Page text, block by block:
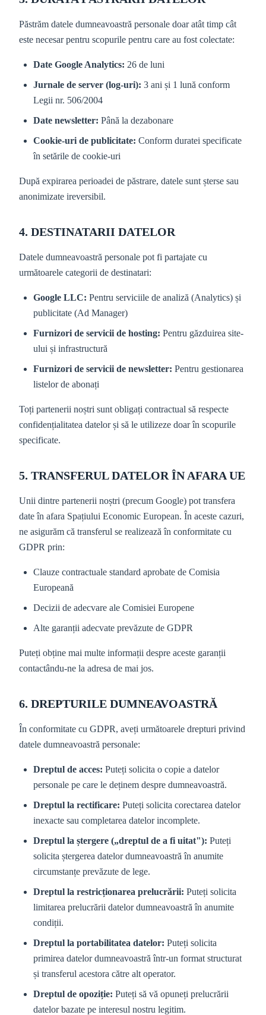
Păstrăm datele dumneavoastră personale doar atât timp cât
este necesar pentru scopurile pentru care au fost colectate:
Date Google Analytics: 26 de luni
Jurnale de server (log-uri): 3 ani și 1 lună conform
Legii nr. 506/2004
Date newsletter: Până la dezabonare
Cookie-uri de publicitate: Conform duratei specificate
în setările de cookie-uri
După expirarea perioadei de păstrare, datele sunt șterse sau
anonimizate ireversibil.
4. DESTINATARII DATELOR
Datele dumneavoastră personale pot fi partajate cu
următoarele categorii de destinatari:
Google LLC: Pentru serviciile de analiză (Analytics) și
publicitate (Ad Manager)
Furnizori de servicii de hosting: Pentru găzduirea site-
ului și infrastructură
Furnizori de servicii de newsletter: Pentru gestionarea
listelor de abonați
Toți partenerii noștri sunt obligați contractual să respecte
confidențialitatea datelor și să le utilizeze doar în scopurile
specificate.
5. TRANSFERUL DATELOR ÎN AFARA UE
Unii dintre partenerii noștri (precum Google) pot transfera
date în afara Spațiului Economic European. În aceste cazuri,
ne asigurăm că transferul se realizează în conformitate cu
GDPR prin:
Clauze contractuale standard aprobate de Comisia
Europeană
Decizii de adecvare ale Comisiei Europene
Alte garanții adecvate prevăzute de GDPR
Puteți obține mai multe informații despre aceste garanții
contactându-ne la adresa de mai jos.
6. DREPTURILE DUMNEAVOASTRĂ
În conformitate cu GDPR, aveți următoarele drepturi privind
datele dumneavoastră personale:
Dreptul de acces: Puteți solicita o copie a datelor
personale pe care le deținem despre dumneavoastră.
Dreptul la rectificare: Puteți solicita corectarea datelor
inexacte sau completarea datelor incomplete.
Dreptul la ștergere („dreptul de a fi uitat"): Puteți
solicita ștergerea datelor dumneavoastră în anumite
circumstanțe prevăzute de lege.
Dreptul la restricționarea prelucrării: Puteți solicita
limitarea prelucrării datelor dumneavoastră în anumite
condiții.
Dreptul la portabilitatea datelor: Puteți solicita
primirea datelor dumneavoastră într-un format structurat
și transferul acestora către alt operator.
Dreptul de opoziție: Puteți să vă opuneți prelucrării
datelor bazate pe interesul nostru legitim.